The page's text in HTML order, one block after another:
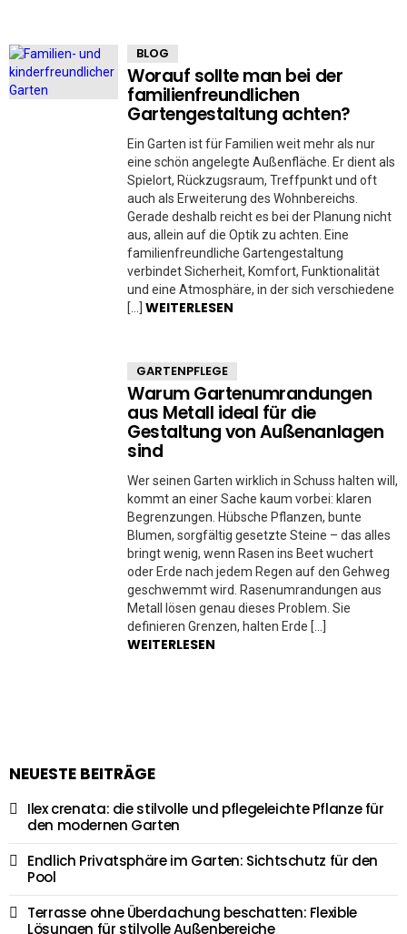
BLOG
Worauf sollte man bei der
familienfreundlichen
Gartengestaltung achten?
Ein Garten ist für Familien weit mehr als nur
eine schön angelegte Außenfläche. Er dient als
Spielort, Rückzugsraum, Treffpunkt und oft
auch als Erweiterung des Wohnbereichs.
Gerade deshalb reicht es bei der Planung nicht
aus, allein auf die Optik zu achten. Eine
familienfreundliche Gartengestaltung
verbindet Sicherheit, Komfort, Funktionalität
und eine Atmosphäre, in der sich verschiedene
[…] WEITERLESEN
GARTENPFLEGE
Warum Gartenumrandungen
aus Metall ideal für die
Gestaltung von Außenanlagen
sind
Wer seinen Garten wirklich in Schuss halten will,
kommt an einer Sache kaum vorbei: klaren
Begrenzungen. Hübsche Pflanzen, bunte
Blumen, sorgfältig gesetzte Steine – das alles
bringt wenig, wenn Rasen ins Beet wuchert
oder Erde nach jedem Regen auf den Gehweg
geschwemmt wird. Rasenumrandungen aus
Metall lösen genau dieses Problem. Sie
definieren Grenzen, halten Erde […]
WEITERLESEN
NEUESTE BEITRÄGE
Ilex crenata: die stilvolle und pflegeleichte Pflanze für
den modernen Garten
Endlich Privatsphäre im Garten: Sichtschutz für den
Pool
Terrasse ohne Überdachung beschatten: Flexible
Lösungen für stilvolle Außenbereiche